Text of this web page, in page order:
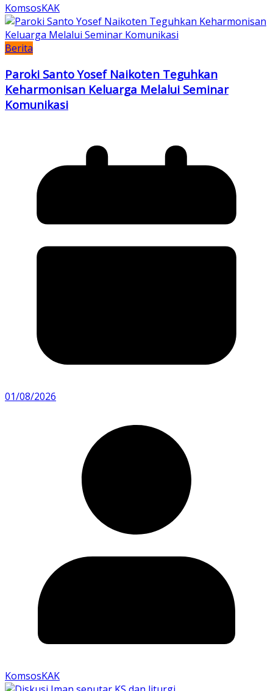
KomsosKAK
Berita
Paroki Santo Yosef Naikoten Teguhkan
Keharmonisan Keluarga Melalui Seminar
Komunikasi
01/08/2026
KomsosKAK